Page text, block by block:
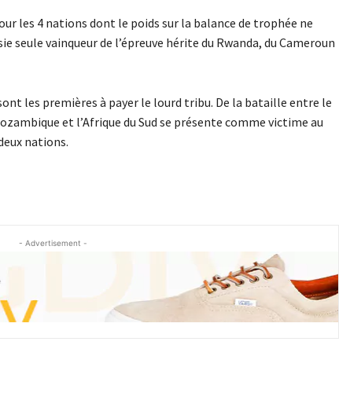
les 4 nations dont le poids sur la balance de trophée ne
seule vainqueur de l’épreuve hérite du Rwanda, du Cameroun
les premières à payer le lourd tribu. De la bataille entre le
et l’Afrique du Sud se présente comme victime au
nations.
- Advertisement -